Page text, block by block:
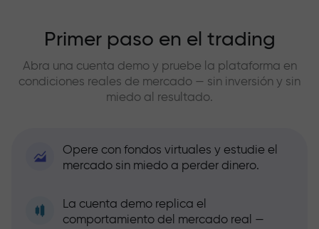
Primer paso en el trading
Abra una cuenta demo y pruebe la plataforma en
condiciones reales de mercado — sin inversión y sin
miedo al resultado.
Opere con fondos virtuales y estudie el
mercado sin miedo a perder dinero.
La cuenta demo replica el
comportamiento del mercado real —